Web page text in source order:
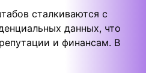
сталкиваются с
данных, что
и финансам. В